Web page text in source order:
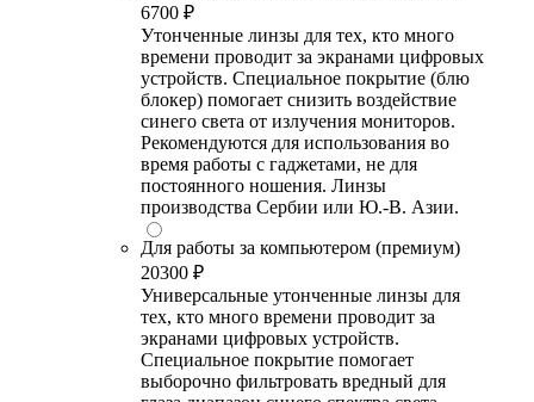
6700 ₽
Утонченные линзы для тех, кто много
времени проводит за экранами цифровых
устройств. Специальное покрытие (блю
блокер) помогает снизить воздействие
синего света от излучения мониторов.
Рекомендуются для использования во
время работы с гаджетами, не для
постоянного ношения. Линзы
производства Сербии или Ю.-В. Азии.
Для работы за компьютером (премиум)
20300 ₽
Универсальные утонченные линзы для
тех, кто много времени проводит за
экранами цифровых устройств.
Специальное покрытие помогает
выборочно фильтровать вредный для